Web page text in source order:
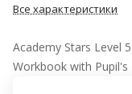
Все характеристики
Academy Stars Level
Workbook with Pupil's